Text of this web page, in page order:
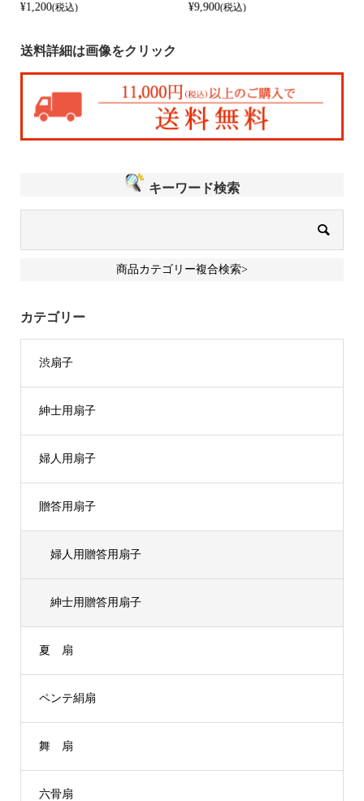
¥1,200(税込) ¥9,900(税込)
送料詳細は画像をクリック
キーワード検索
商品カテゴリー複合検索>
カテゴリー
渋扇子
紳士用扇子
婦人用扇子
贈答用扇子
婦人用贈答用扇子
紳士用贈答用扇子
夏 扇
ペンテ絹扇
舞 扇
六骨扇